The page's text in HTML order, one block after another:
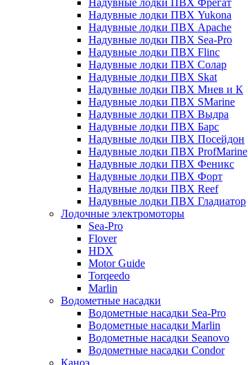
Надувные лодки ПВХ Фрегат
Надувные лодки ПВХ Yukona
Надувные лодки ПВХ Apache
Надувные лодки ПВХ Sea-Pro
Надувные лодки ПВХ Flinc
Надувные лодки ПВХ Солар
Надувные лодки ПВХ Skat
Надувные лодки ПВХ Мнев и К
Надувные лодки ПВХ SMarine
Надувные лодки ПВХ Выдра
Надувные лодки ПВХ Барс
Надувные лодки ПВХ Посейдон
Надувные лодки ПВХ ProfMarine
Надувные лодки ПВХ Феникс
Надувные лодки ПВХ Форт
Надувные лодки ПВХ Reef
Надувные лодки ПВХ Гладиатор
Лодочные электромоторы
Sea-Pro
Flover
HDX
Motor Guide
Torqeedo
Marlin
Водометные насадки
Водометные насадки Sea-Pro
Водометные насадки Marlin
Водометные насадки Seanovo
Водометные насадки Condor
Каноэ